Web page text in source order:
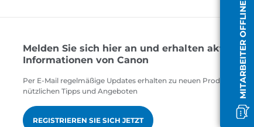
MITARBEITER OFFLINE
Melden Sie sich hier an und erhalten aktuelle
Informationen von Canon
Per E-Mail regelmäßige Updates erhalten zu neuen Produkten,
nützlichen Tipps und Angeboten
REGISTRIEREN SIE SICH JETZT